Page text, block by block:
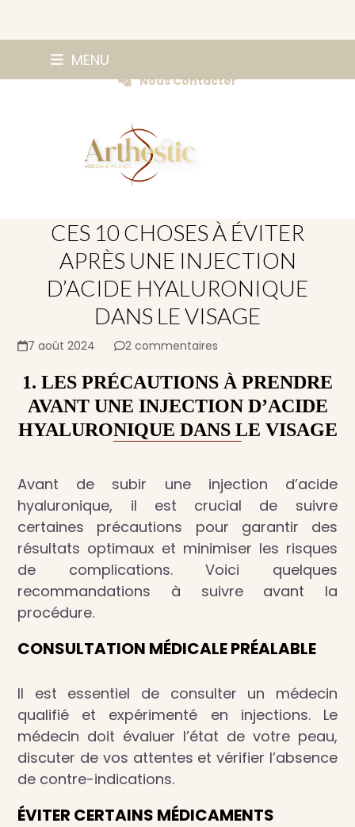
MENU
Nous Contacter
CES 10 CHOSES À ÉVITER
APRÈS UNE INJECTION
D’ACIDE HYALURONIQUE
DANS LE VISAGE
7 août 2024 2 commentaires
1. LES PRÉCAUTIONS À PRENDRE
AVANT UNE INJECTION D’ACIDE
HYALURONIQUE DANS LE VISAGE
Avant de subir une injection d’acide
hyaluronique, il est crucial de suivre
certaines précautions pour garantir des
résultats optimaux et minimiser les risques
de complications. Voici quelques
recommandations à suivre avant la
procédure.
CONSULTATION MÉDICALE PRÉALABLE
Il est essentiel de consulter un médecin
qualifié et expérimenté en injections. Le
médecin doit évaluer l’état de votre peau,
discuter de vos attentes et vérifier l’absence
de contre-indications.
ÉVITER CERTAINS MÉDICAMENTS